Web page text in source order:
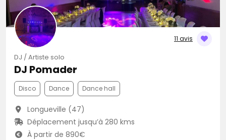
11 avis
DJ / Artiste solo
DJ Pomader
Disco Dance Dance hall
Longueville (47)
Déplacement jusqu’à 280 kms
À partir de 890€